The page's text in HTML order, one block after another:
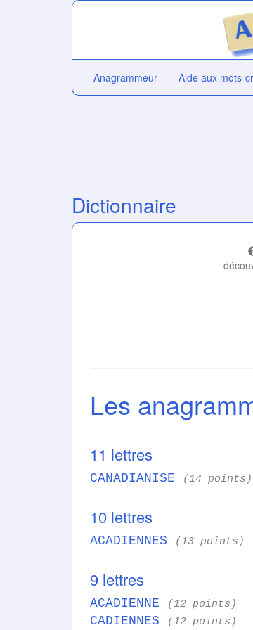
Anagrammeur Aide aux mots-
Dictionnaire
Les
11 lettres
CANADIANISE (14 points)
10 lettres
ACADIENNES (13 points)
9 lettres
ACADIENNE (12 points)
CADIENNES (12 points)